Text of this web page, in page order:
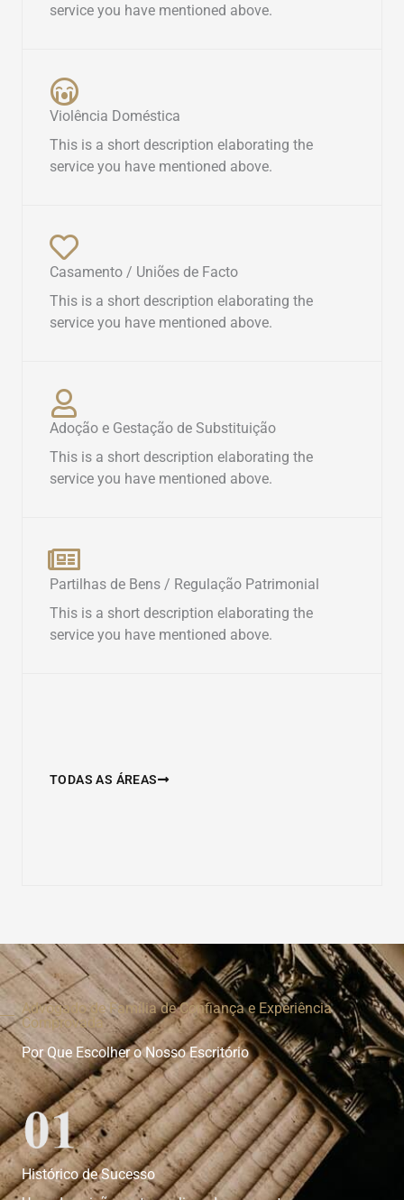
service you have mentioned above.​
Violência Doméstica
This is a short description elaborating the
service you have mentioned above.​
Casamento / Uniões de Facto
This is a short description elaborating the
service you have mentioned above.​
Adoção e Gestação de Substituição
This is a short description elaborating the
service you have mentioned above.​
Partilhas de Bens / Regulação Patrimonial
This is a short description elaborating the
service you have mentioned above.​
TODAS AS ÁREAS
Advogado de Família de Confiança e Experiência
Comprovada
Por Que Escolher o Nosso Escritório
Histórico de Sucesso